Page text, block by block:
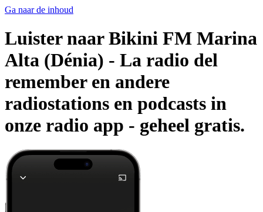
Ga naar de inhoud
Luister naar Bikini FM Marina
Alta (Dénia) - La radio del
remember en andere
radiostations en podcasts in
onze radio app - geheel gratis.